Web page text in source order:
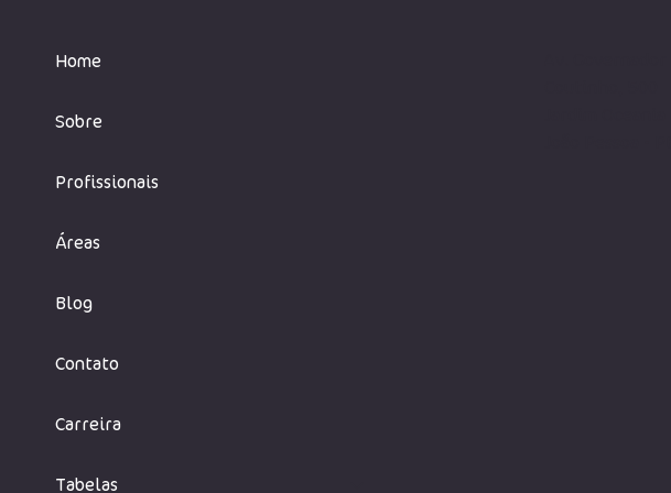
Home
Sobre
Profissionais
Áreas
Blog
Contato
Carreira
Tabelas